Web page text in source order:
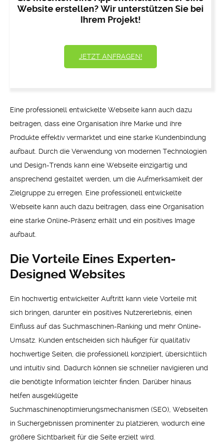
Website erstellen? Wir unterstützen Sie bei
Ihrem Projekt!
JETZT ANFRAGEN!
Eine professionell entwickelte Webseite kann auch dazu
beitragen, dass eine Organisation ihre Marke und ihre
Produkte effektiv vermarktet und eine starke Kundenbindung
aufbaut. Durch die Verwendung von modernen Technologien
und Design-Trends kann eine Webseite einzigartig und
ansprechend gestaltet werden, um die Aufmerksamkeit der
Zielgruppe zu erregen. Eine professionell entwickelte
Webseite kann auch dazu beitragen, dass eine Organisation
eine starke Online-Präsenz erhält und ein positives Image
aufbaut.
Die Vorteile Eines Experten-
Designed Websites
Ein hochwertig entwickelter Auftritt kann viele Vorteile mit
sich bringen, darunter ein positives Nutzererlebnis, einen
Einfluss auf das Suchmaschinen-Ranking und mehr Online-
Umsatz. Kunden entscheiden sich häufiger für qualitativ
hochwertige Seiten, die professionell konzipiert, übersichtlich
und intuitiv sind. Dadurch können sie schneller navigieren und
die benötigte Information leichter finden. Darüber hinaus
helfen ausgeklügelte
Suchmaschinenoptimierungsmechanismen (SEO), Webseiten
in Suchergebnissen prominenter zu platzieren, wodurch eine
größere Sichtbarkeit für die Seite erzielt wird.